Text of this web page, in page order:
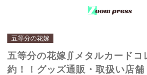
五等分の花嫁
五等分の花嫁∬メタルカードコ
約！！グッズ通販・取扱い店舗